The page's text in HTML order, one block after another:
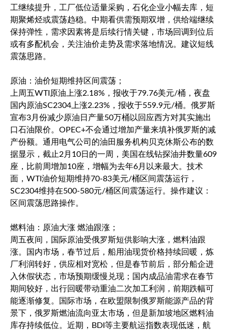
工继续提升，工厂低位适量采购，石化企业小幅去库，短
期聚烯烃或震荡趋稳。中期看供需预期双增，供给端继续
保持弹性，需求因素将是后续行情关键，市场回调到位后
或有多配机会，关注油价走势及需求落地情况。建议短线
震荡思路。
原油：油价短期维持区间震荡；
上周五WTI原油上涨2.18%，报收于79.76美元/桶，夜盘
国内原油SC2304上涨2.23%，报收于559.9元/桶。俄罗斯
宣布3月份减少原油日产量50万桶以回应西方对其实施出
口石油限价。OPEC+不会通过增加产量来填补俄罗斯的减
产份额。通用电气公司的油田服务机构贝克休斯公布的数
据显示，截止2月10日的一周，美国在线钻探油井数量609
座，比前周增加10座，增幅为去年6月以来最大。技术
面，WTI油价短期维持70-83美元/桶区间震荡运行，
SC2304维持在500-580元/桶区间震荡运行。操作建议：
区间震荡思路操作。
燃料油：原油大涨 燃油跟涨；
周五夜间，国际原油受俄罗斯短供影响大涨，燃料油跟
涨。国内市场，春节过后，船用油现货价格持续回暖，炼
厂利润转好，供应相对宽松，但是春节前后，部分船企进
入休假状态，市场预期缓慢兑现；国内成品油需求在春节
期间较好，出行回暖带动重油二次加工利润，前期跌幅可
能逐渐修复。国际市场，在欧盟限制俄罗斯能源产品的背
景下，俄罗斯燃油流向亚太市场，但是新加坡地区燃料油
库存持续低位。近期，BDI等主要航运指数表现低迷，航